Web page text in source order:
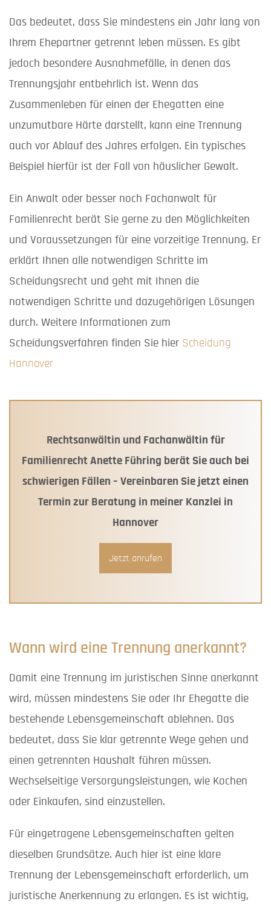
Das bedeutet, dass Sie mindestens ein Jahr lang von
Ihrem Ehepartner getrennt leben müssen. Es gibt
jedoch besondere Ausnahmefälle, in denen das
Trennungsjahr entbehrlich ist. Wenn das
Zusammenleben für einen der Ehegatten eine
unzumutbare Härte darstellt, kann eine Trennung
auch vor Ablauf des Jahres erfolgen. Ein typisches
Beispiel hierfür ist der Fall von häuslicher Gewalt.
Ein Anwalt oder besser noch Fachanwalt für
Familienrecht berät Sie gerne zu den Möglichkeiten
und Voraussetzungen für eine vorzeitige Trennung. Er
erklärt Ihnen alle notwendigen Schritte im
Scheidungsrecht und geht mit Ihnen die
notwendigen Schritte und dazugehörigen Lösungen
durch. Weitere Informationen zum
Scheidungsverfahren finden Sie hier Scheidung
Hannover
Rechtsanwältin und Fachanwältin für
Familienrecht Anette Führing berät Sie auch bei
schwierigen Fällen – Vereinbaren Sie jetzt einen
Termin zur Beratung in meiner Kanzlei in
Hannover
Jetzt anrufen
Wann wird eine Trennung anerkannt?
Damit eine Trennung im juristischen Sinne anerkannt
wird, müssen mindestens Sie oder Ihr Ehegatte die
bestehende Lebensgemeinschaft ablehnen. Das
bedeutet, dass Sie klar getrennte Wege gehen und
einen getrennten Haushalt führen müssen.
Wechselseitige Versorgungsleistungen, wie Kochen
oder Einkaufen, sind einzustellen.
Für eingetragene Lebensgemeinschaften gelten
dieselben Grundsätze. Auch hier ist eine klare
Trennung der Lebensgemeinschaft erforderlich, um
juristische Anerkennung zu erlangen. Es ist wichtig,